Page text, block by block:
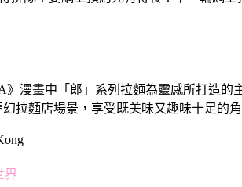
漫畫中「郎」系列拉麵為靈感所打造的
拉麵店場景，享受既美味又趣味十足的
界